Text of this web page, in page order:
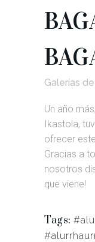
Galerías
Un año
Ikastola,
ofrecer
Gracias a
nosotros
que viene!
Tags: